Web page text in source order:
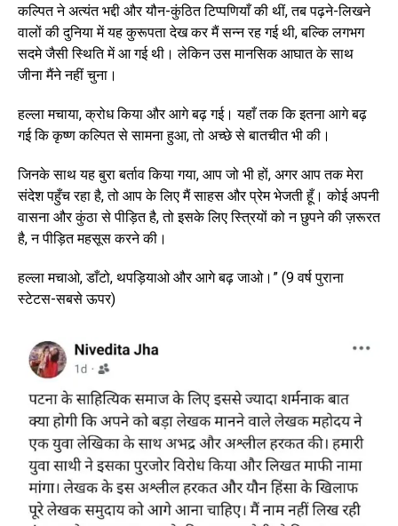
कल्पित ने अत्यंत भद्दी और यौन-कुंठित टिप्पणियाँ की थीं, तब पढ़ने-लिखने
वालों की दुनिया में यह कुरूपता देख कर मैं सन्न रह गई थी, बल्कि लगभग
सदमे जैसी स्थिति में आ गई थी। लेकिन उस मानसिक आघात के साथ
जीना मैंने नहीं चुना।
हल्ला मचाया, क्रोध किया और आगे बढ़ गई। यहाँ तक कि इतना आगे बढ़
गई कि कृष्ण कल्पित से सामना हुआ, तो अच्छे से बातचीत भी की।
जिनके साथ यह बुरा बर्ताव किया गया, आप जो भी हों, अगर आप तक मेरा
संदेश पहुँच रहा है, तो आप के लिए मैं साहस और प्रेम भेजती हूँ। कोई अपनी
वासना और कुंठा से पीड़ित है, तो इसके लिए स्त्रियों को न छुपने की ज़रूरत
है, न पीड़ित महसूस करने की।
हल्ला मचाओ, डाँटो, थपड़ियाओ और आगे बढ़ जाओ।” (9 वर्ष पुराना
स्टेटस-सबसे ऊपर)